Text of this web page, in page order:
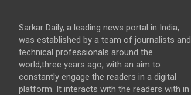
Sarkar Daily, a leading news portal in India,
was established by a team of journalists and
technical professionals around the
world,three years ago, with an aim to
constantly engage the readers in a digital
platform. It interacts with the readers with in